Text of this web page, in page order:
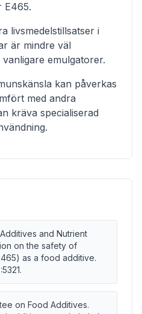
E465.
livsmedelstillsatser i
är mindre väl
emulgatorer.
kan påverkas
med andra
kräva specialiserad
and Nutrient
on the safety of
as a food additive.
on Food Additives.